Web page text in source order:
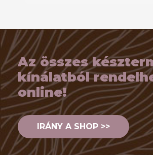
Az összes
kínálatból
online!
IRÁNY A SHOP >>